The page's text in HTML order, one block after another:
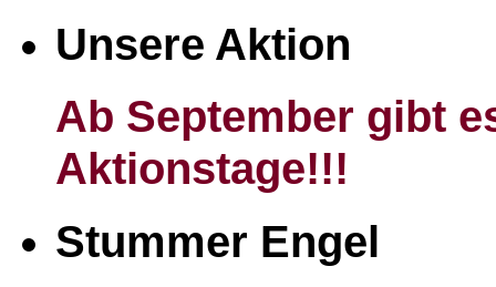
Unsere Aktion
Ab September gibt
Aktionstage!!!
Stummer Engel